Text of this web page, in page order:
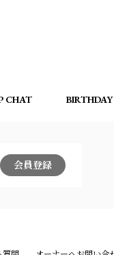
CHAT
会員登録